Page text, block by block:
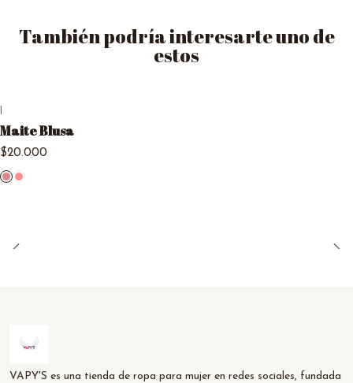
También podría interesarte uno de
estos
Maite Blusa
$20.000
VAPY'S es una tienda de ropa para mujer en redes sociales, fundada